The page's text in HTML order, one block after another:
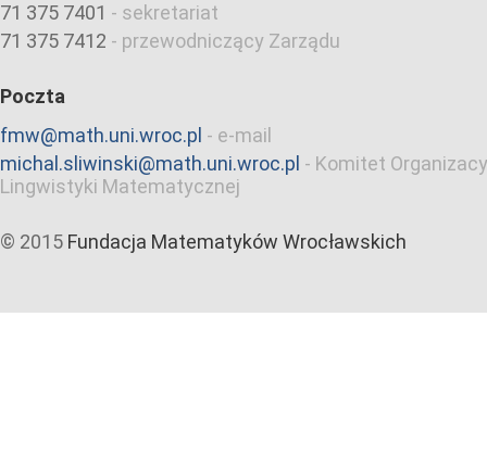
71 375 7401 - sekretariat
71 375 7412 - przewodniczący Zarządu
Poczta
fmw@math.uni.wroc.pl - e-mail
michal.sliwinski@math.uni.wroc.pl - Komitet
Lingwistyki Matematycznej
© 2015 Fundacja Matematyków Wrocławskich